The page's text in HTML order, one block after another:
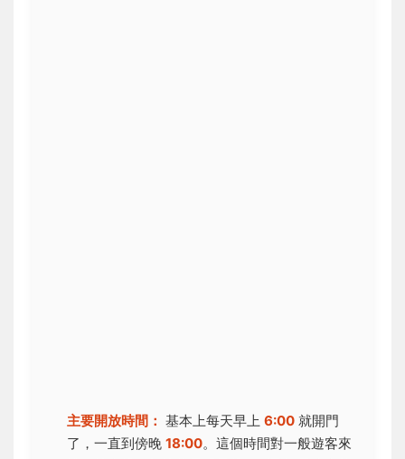
主要開放時間： 基本上每天早上 6:00 就開門
了，一直到傍晚 18:00。這個時間對一般遊客來